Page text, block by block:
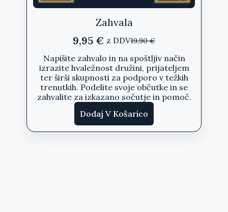
Zahvala
19,90€
Izvirna
cena
je
bila:
19,90 €.
9,95 €
Trenutna
cena
je:
9,95 €.
z DDV
Napišite zahvalo in na spoštljiv način
izrazite hvaležnost družini, prijateljem
ter širši skupnosti za podporo v težkih
trenutkih. Podelite svoje občutke in se
zahvalite za izkazano sočutje in pomoč.
Dodaj V Košarico